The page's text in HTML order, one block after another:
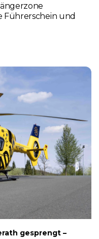
Führerschein und
gesprengt –